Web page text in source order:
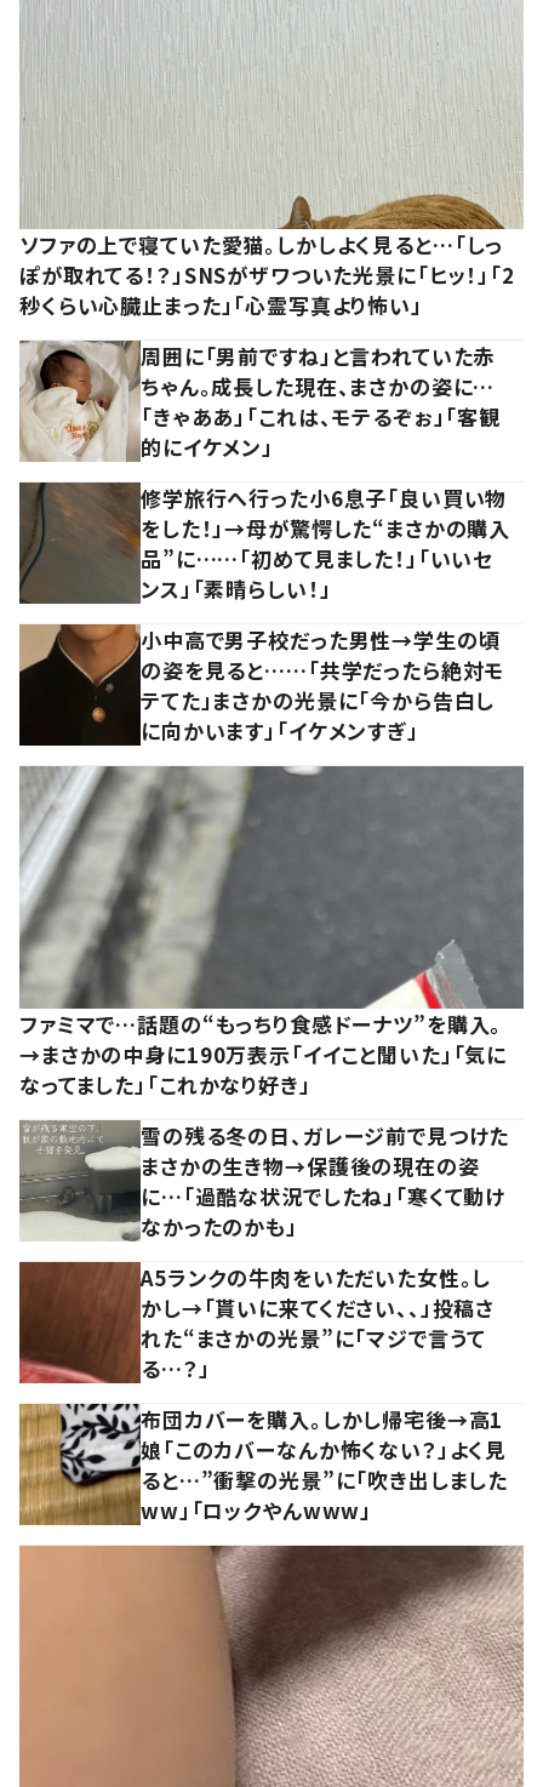
ソファの上で寝ていた愛猫。しかしよく見ると…「しっ
ぽが取れてる！？」SNSがザワついた光景に「ヒッ！」「2
秒くらい心臓止まった」「心霊写真より怖い」
周囲に「男前ですね」と言われていた赤
ちゃん。成長した現在、まさかの姿に…
「きゃああ」「これは、モテるぞぉ」「客観
的にイケメン」
修学旅行へ行った小6息子「良い買い物
をした！」→母が驚愕した“まさかの購入
品”に……「初めて見ました！」「いいセ
ンス」「素晴らしい！」
小中高で男子校だった男性→学生の頃
の姿を見ると……「共学だったら絶対モ
テてた」まさかの光景に「今から告白し
に向かいます」「イケメンすぎ」
ファミマで…話題の“もっちり食感ドーナツ”を購入。
→まさかの中身に190万表示「イイこと聞いた」「気に
なってました」「これかなり好き」
雪の残る冬の日、ガレージ前で見つけた
まさかの生き物→保護後の現在の姿
に…「過酷な状況でしたね」「寒くて動け
なかったのかも」
A5ランクの牛肉をいただいた女性。し
かし→「貰いに来てください、、」投稿さ
れた“まさかの光景”に「マジで言うて
る…？」
布団カバーを購入。しかし帰宅後→高1
娘「このカバーなんか怖くない？」よく見
ると…”衝撃の光景”に「吹き出しました
ww」「ロックやんwww」